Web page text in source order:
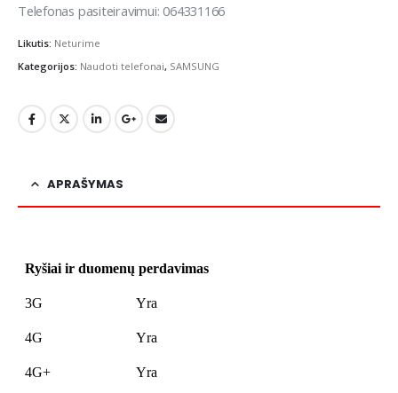
Telefonas pasiteiravimui: 064331166
Likutis: Neturime
Kategorijos: Naudoti telefonai, SAMSUNG
APRAŠYMAS
Ryšiai ir duomenų perdavimas
3G Yra
4G Yra
4G+ Yra